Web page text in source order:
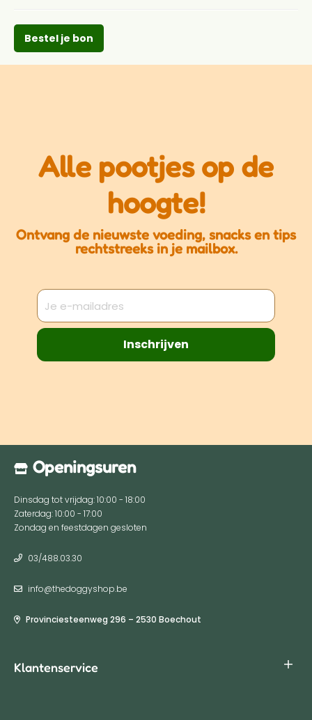
Bestel je bon
Alle pootjes op de
hoogte!
Ontvang de nieuwste voeding, snacks en tips
rechtstreeks in je mailbox.
Inschrijven
Openingsuren
Dinsdag tot vrijdag: 10:00 - 18:00
Zaterdag: 10:00 - 17:00
Zondag en feestdagen gesloten
03/488.03.30
info@thedoggyshop.be
Provinciesteenweg 296 – 2530 Boechout
Klantenservice